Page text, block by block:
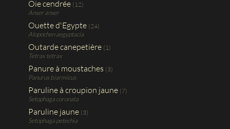
Oie cendrée (12)
Anser anser
Ouette d'Egypte (24)
Alopochen aegyptacia
Outarde canepetière (1)
Tetrax tetrax
Panure à moustaches (3)
Panurus biarmicus
Paruline à croupion jaune (7)
Setophaga coronata
Paruline jaune (3)
Setophaga petechia